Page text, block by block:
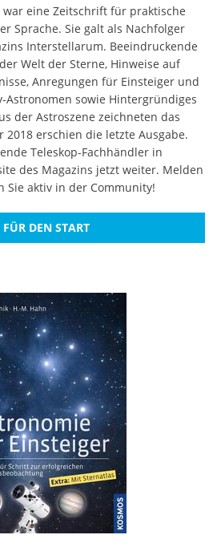
eine Zeitschrift für praktische
Sprache. Sie galt als Nachfolger
Interstellarum. Beeindruckende
Welt der Sterne, Hinweise auf
Anregungen für Einsteiger und
Astronomen sowie Hintergründiges
der Astroszene zeichneten das
2018 erschien die letzte Ausgabe.
Teleskop-Fachhändler in
des Magazins jetzt weiter. Melden
Sie aktiv in der Community!
DEN START